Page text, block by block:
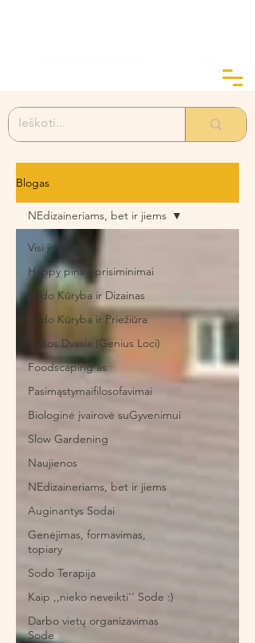
Blogas
Visi įrašai
Happy pins - prisiminimai
Sodo Kūryba ir Dizainas
Sodo Kūryba ir Priežiūra
Vietos Dvasia (Genius Loci)
Foodscaping'as
Pasimąstymaifilosofavimai
Biologinė įvairovė suGyvenimui
Slow Gardening
Naujienos
NEdizaineriams, bet ir jiems
Auginantys Sodai
Genėjimas, formavimas,
topiary
Sodo Terapija
Kaip ,,nieko neveikti'' Sode :)
Darbo vietų organizavimas
Sode
NEdizaineriams, bet ir jiems